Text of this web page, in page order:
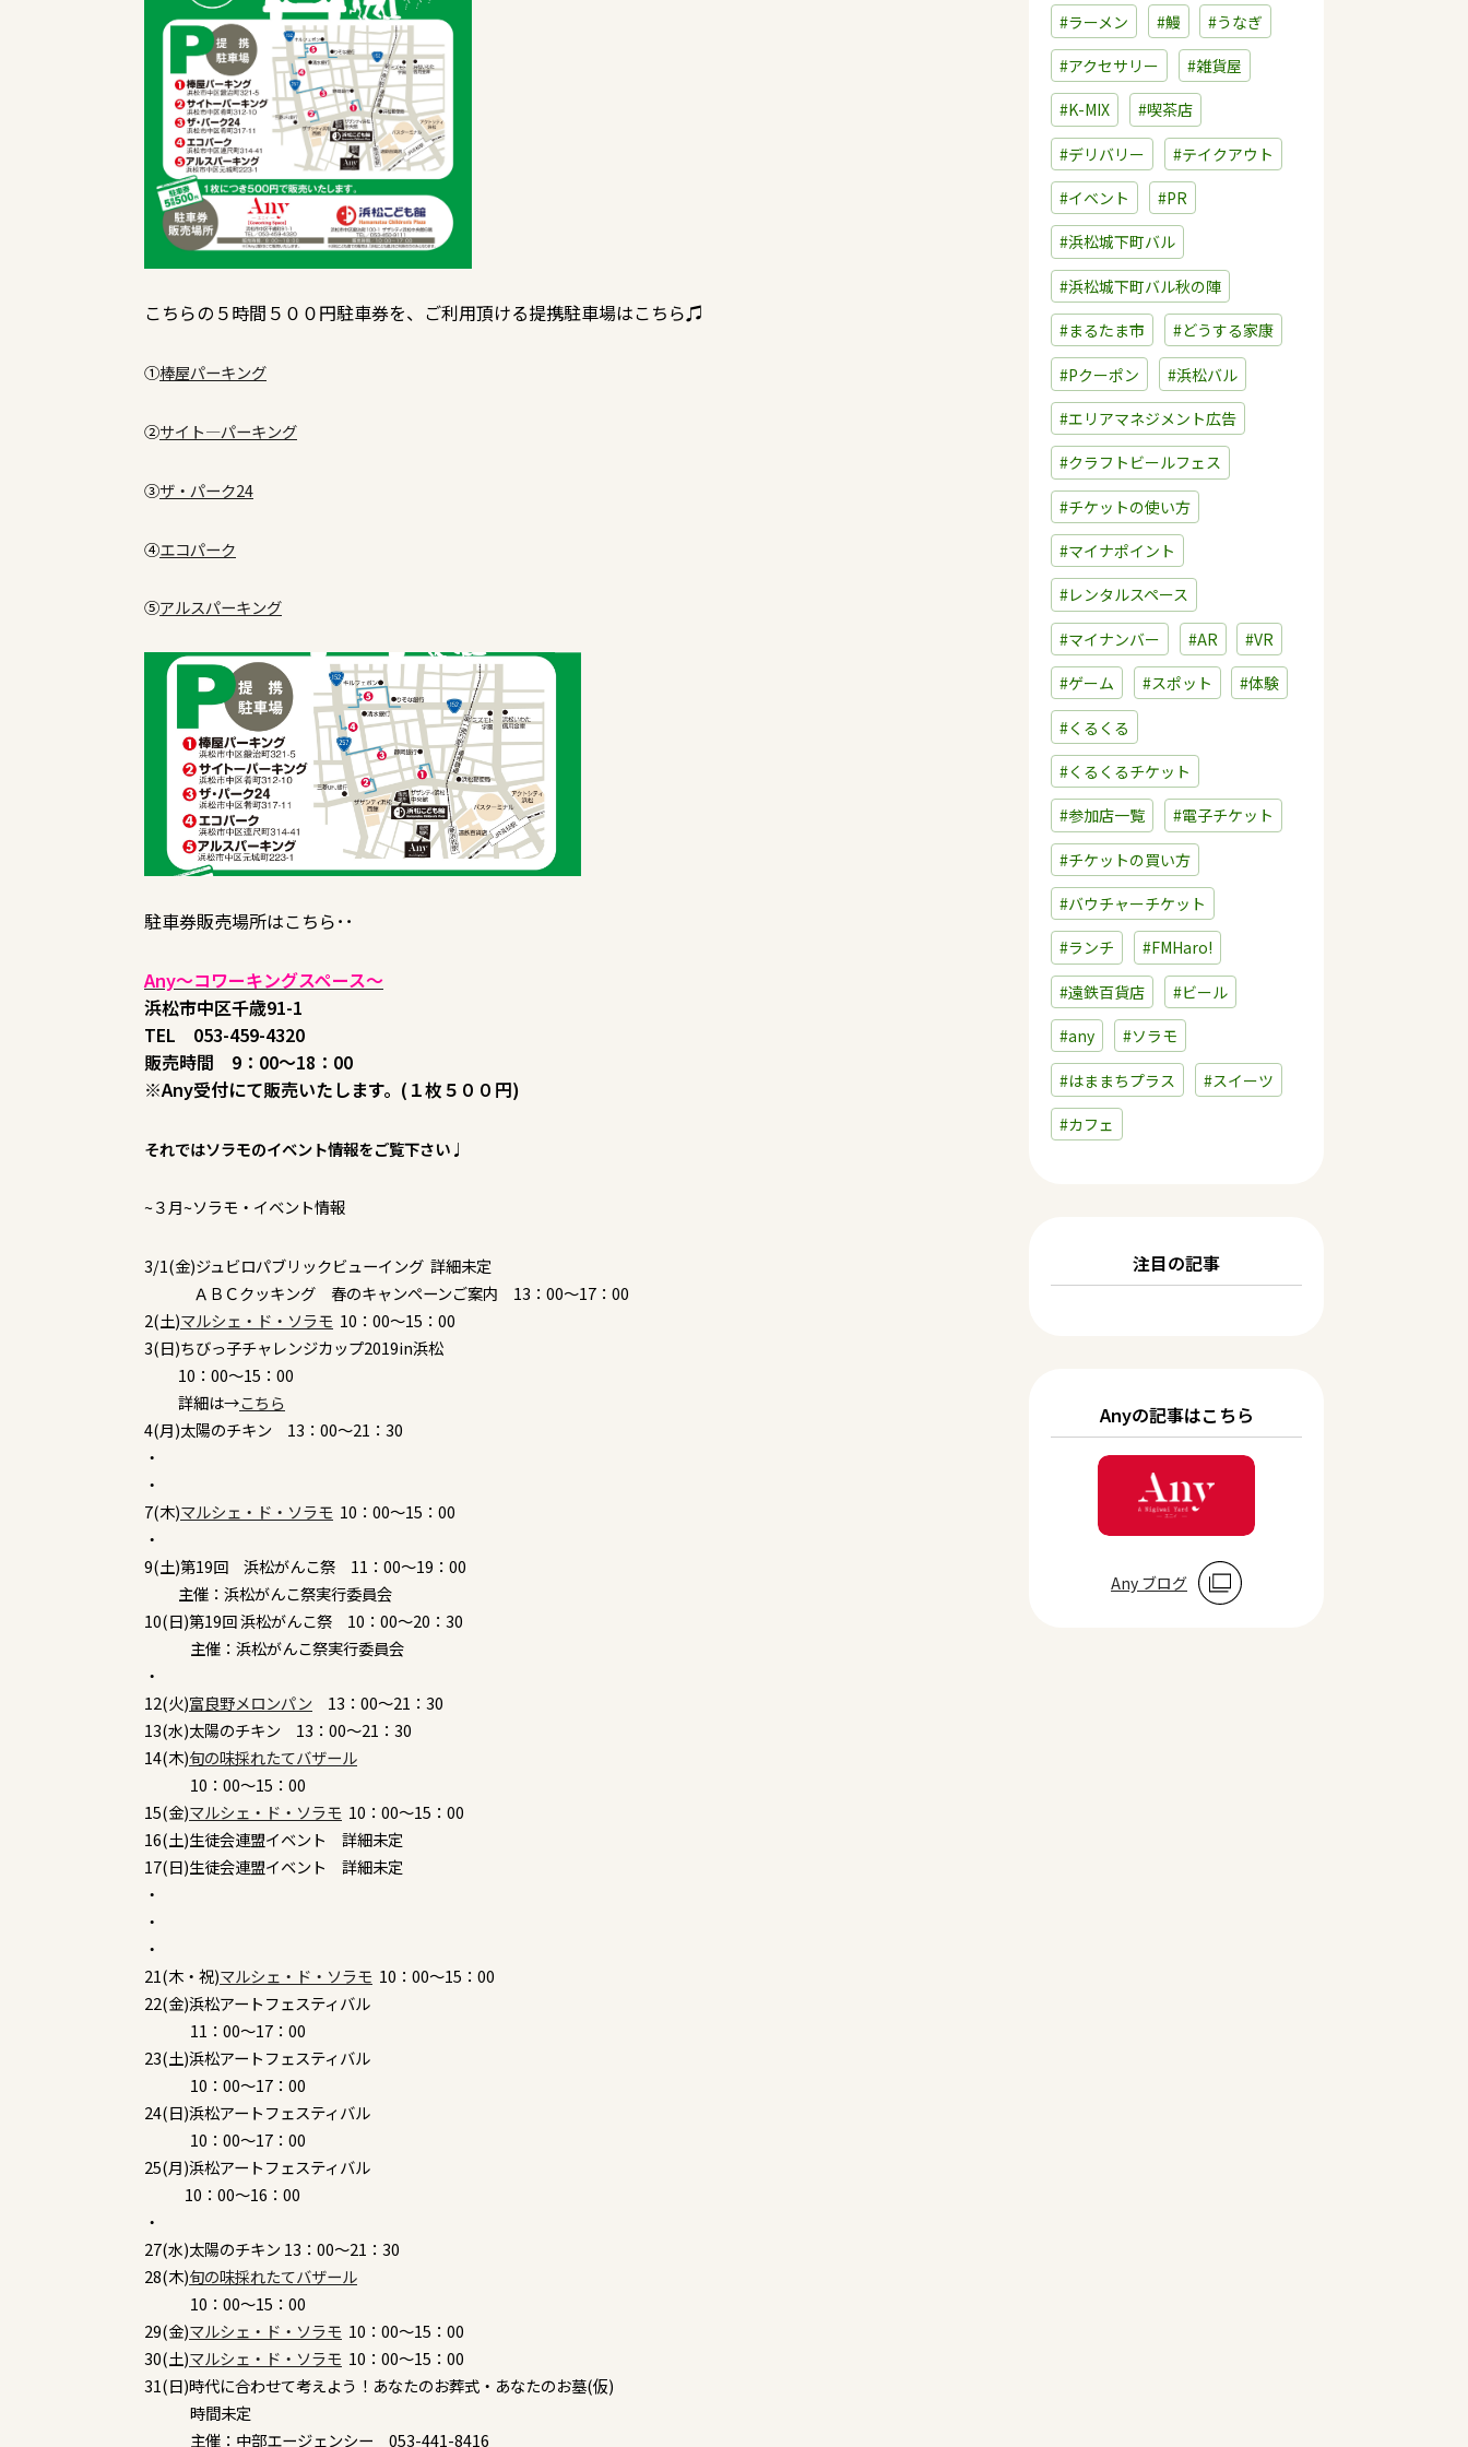
こちらの５時間５００円駐車券を、ご利用頂ける提携駐車場はこちら♫
①棒屋パーキング
②サイト―パーキング
③ザ・パーク24
④エコパーク
⑤アルスパーキング
駐車券販売場所はこちら･･
Any～コワーキングスペース～
浜松市中区千歳91-1
TEL 053-459-4320
販売時間 9：00～18：00
※Any受付にて販売いたします。(１枚５００円)
それではソラモのイベント情報をご覧下さい♩
~３月~ソラモ・イベント情報
3/1(金)ジュビロパブリックビューイング 詳細未定
ＡＢＣクッキング 春のキャンペーンご案内 13：00～17：00
2(土)マルシェ・ド・ソラモ 10：00～15：00
3(日)ちびっ子チャレンジカップ2019in浜松
10：00～15：00
詳細は→こちら
4(月)太陽のチキン 13：00～21：30
・
・
7(木)マルシェ・ド・ソラモ 10：00～15：00
・
9(土)第19回 浜松がんこ祭 11：00～19：00
主催：浜松がんこ祭実行委員会
10(日)第19回 浜松がんこ祭 10：00～20：30
主催：浜松がんこ祭実行委員会
・
12(火)富良野メロンパン 13：00～21：30
13(水)太陽のチキン 13：00～21：30
14(木)旬の味採れたてバザール
10：00～15：00
15(金)マルシェ・ド・ソラモ 10：00～15：00
16(土)生徒会連盟イベント 詳細未定
17(日)生徒会連盟イベント 詳細未定
・
・
・
21(木・祝)マルシェ・ド・ソラモ 10：00～15：00
22(金)浜松アートフェスティバル
11：00～17：00
23(土)浜松アートフェスティバル
10：00～17：00
24(日)浜松アートフェスティバル
10：00～17：00
25(月)浜松アートフェスティバル​
10：00～16：00
・
27(水)太陽のチキン 13：00～21：30
28(木)旬の味採れたてバザール
10：00～15：00
29(金)マルシェ・ド・ソラモ 10：00～15：00
30(土)マルシェ・ド・ソラモ 10：00～15：00
31(日)時代に合わせて考えよう！あなたのお葬式・あなたのお墓(仮)
時間未定
主催：中部エージェンシー 053-441-8416
#ラーメン #鰻 #うなぎ
#アクセサリー #雑貨屋
#K-MIX #喫茶店
#デリバリー #テイクアウト
#イベント #PR
#浜松城下町バル
#浜松城下町バル秋の陣
#まるたま市 #どうする家康
#Pクーポン #浜松バル
#エリアマネジメント広告
#クラフトビールフェス
#チケットの使い方
#マイナポイント
#レンタルスペース
#マイナンバー #AR #VR
#ゲーム #スポット #体験
#くるくる
#くるくるチケット
#参加店一覧 #電子チケット
#チケットの買い方
#バウチャーチケット
#ランチ #FMHaro!
#遠鉄百貨店 #ビール
#any #ソラモ
#はままちプラス #スイーツ
#カフェ
注目の記事
Anyの記事はこちら
Any ブログ